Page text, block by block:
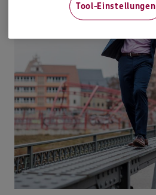
Tool-Einstellungen